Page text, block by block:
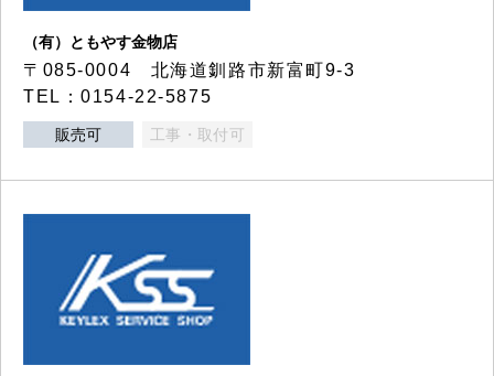
（有）ともやす金物店
〒085-0004 北海道釧路市新富町9-3
TEL：0154-22-5875
販売可 工事・取付可